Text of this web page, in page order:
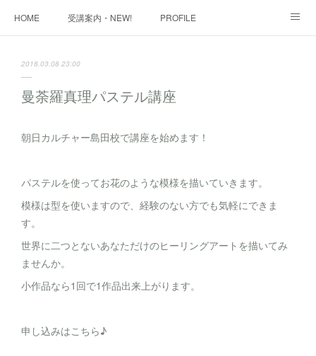
HOME 受講案内・NEW! PROFILE
2018.03.08 23:00
曼荼羅真理パステル講座
朝日カルチャー島田校で講座を始めます！
パステルを使ってお花のような模様を描いていきます。
模様は型を使いますので、経験のない方でも気軽にできま
す。
世界に二つとないあなただけのヒーリングアートを描いてみ
ませんか。
小作品なら1回で1作品出来上がります。
申し込みはこちら♪